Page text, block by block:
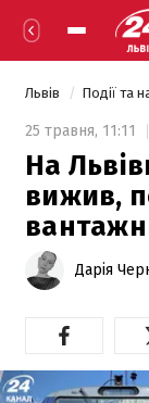
Львів Події та
25 травня, 11:11
На
вижив,
Дарія